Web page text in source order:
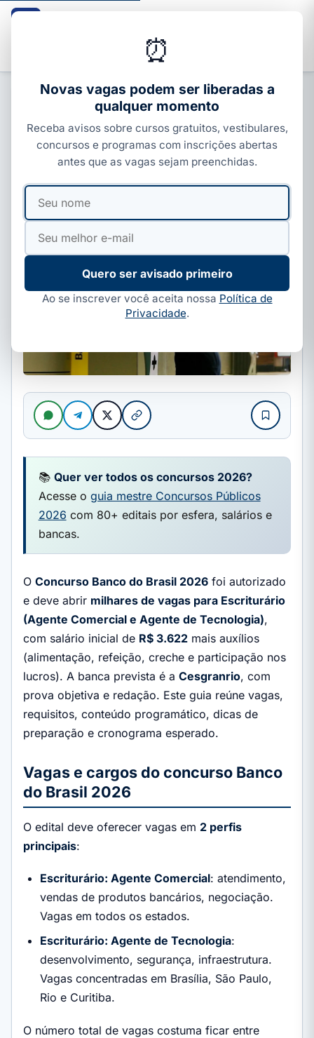
CONCURSOS FEDERAIS
Concurso Banco do Brasil 2026:
vagas, salário de R$ 3.622 e edital
📚 Quer ver todos os concursos 2026?
Acesse o guia mestre Concursos Públicos
2026 com 80+ editais por esfera, salários e
bancas.
O Concurso Banco do Brasil 2026 foi autorizado
e deve abrir milhares de vagas para Escriturário
(Agente Comercial e Agente de Tecnologia),
com salário inicial de R$ 3.622 mais auxílios
(alimentação, refeição, creche e participação nos
lucros). A banca prevista é a Cesgranrio, com
prova objetiva e redação. Este guia reúne vagas,
requisitos, conteúdo programático, dicas de
preparação e cronograma esperado.
Vagas e cargos do concurso Banco
do Brasil 2026
O edital deve oferecer vagas em 2 perfis
principais:
Escriturário: Agente Comercial: atendimento,
vendas de produtos bancários, negociação.
Vagas em todos os estados.
Escriturário: Agente de Tecnologia:
desenvolvimento, segurança, infraestrutura.
Vagas concentradas em Brasília, São Paulo,
Rio e Curitiba.
O número total de vagas costuma ficar entre
⏰
Novas vagas podem ser liberadas a
qualquer momento
Receba avisos sobre cursos gratuitos, vestibulares,
concursos e programas com inscrições abertas
antes que as vagas sejam preenchidas.
Seu
nome
Seu
mail
Quero ser avisado primeiro
Ao se inscrever você aceita nossa Política de
Privacidade.